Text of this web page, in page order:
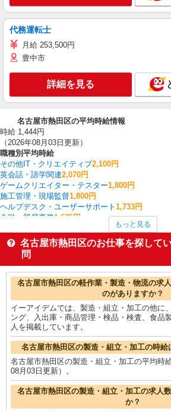
代務運転士
月給 253,500円
豊中市
詳細を見る
名古屋市熱田区の平均時給情報
時給 1,444円
（2026年08月03日更新）
職種別平均時給
その他IT・クリエイティブ2,100円
英会話・語学関連2,070円
ゲームクリエイター・テスター1,800円
施工管理・現場監督1,800円
ヘルプデスク・ユーザーサポート 1,733円
金融・貿易事務1,675円
1,613円
その他販売・サービス1,600円
フォークリフト1,600円
雑貨・コスメ販売
名古屋市熱田区の他の職種の平均時給を見る
もっと見る
名古屋市熱田区のお仕事を探して
問
名古屋市熱田区の軽作業・製造・物流の求
のがありますか？
イーアイデムでは、製造・組立・加工の他に
ング、入出庫・商品管理・検品・検査、食品
人を掲載しています。
名古屋市熱田区の製造・組立・加工の時給
名古屋市熱田区の製造・組立・加工の平均時
08月03日更新）。
名古屋市熱田区の製造・組立・加工の求人
か？